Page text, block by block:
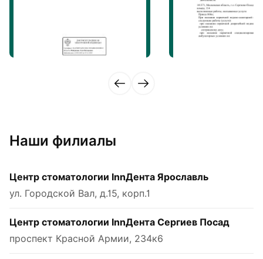
Наши филиалы
Центр стоматологии InnДента Ярославль
ул. Городской Вал, д.15, корп.1
Центр стоматологии InnДента Сергиев Посад
проспект Красной Армии, 234к6